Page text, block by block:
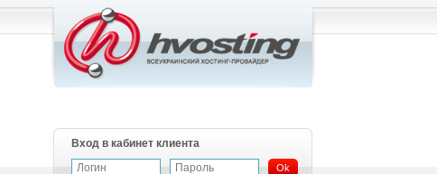
Вход в кабинет клиента
Ok